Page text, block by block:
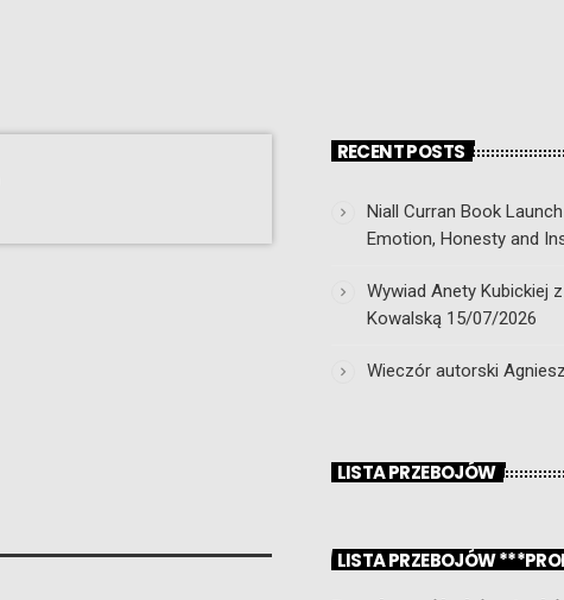
RECENT POSTS
Niall Curran Book
Emotion, Honesty and
Wywiad Anety Kubickiej
Kowalską 15/07/2026
Wieczór autorski
LISTA PRZEBOJÓW
LISTA PRZEBOJÓW